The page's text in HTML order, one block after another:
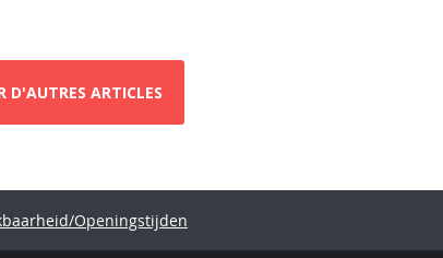
D'AUTRES ARTICLES
Openingstijden